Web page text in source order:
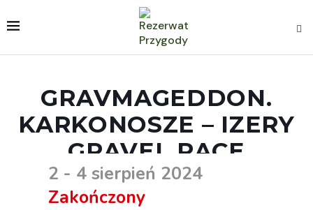
GRAVMAGEDDON.
KARKONOSZE – IZERY
GRAVEL RACE
2 - 4 sierpień 2024
Zakończony